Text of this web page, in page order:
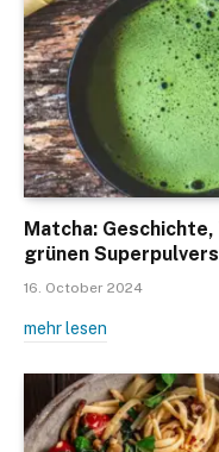
Matcha:
grünen Superpulvers
16. October 2024
mehr lesen